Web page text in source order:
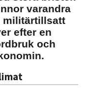
varandra
militärtillsatt
efter en
och